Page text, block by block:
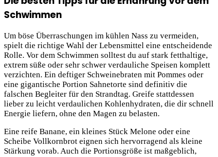
Schwimmen
Um böse Überraschungen im kühlen Nass zu vermeiden,
spielt die richtige Wahl der Lebensmittel eine entscheidende
Rolle. Vor dem Schwimmen solltest du auf stark fetthaltige,
extrem süße oder sehr schwer verdauliche Speisen komplett
verzichten. Ein deftiger Schweinebraten mit Pommes oder
eine gigantische Portion Sahnetorte sind definitiv die
falschen Begleiter für den Strandtag. Greife stattdessen
lieber zu leicht verdaulichen Kohlenhydraten, die dir schnell
Energie liefern, ohne den Magen zu belasten.
Eine reife Banane, ein kleines Stück Melone oder eine
Scheibe Vollkornbrot eignen sich hervorragend als kleine
Stärkung vorab. Auch die Portionsgröße ist maßgeblich,